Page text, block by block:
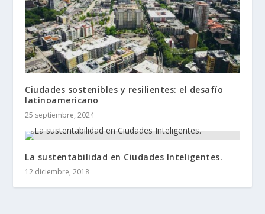
Ciudades sostenibles y resilientes: el desafío
latinoamericano
25 septiembre, 2024
La sustentabilidad en Ciudades Inteligentes.
12 diciembre, 2018